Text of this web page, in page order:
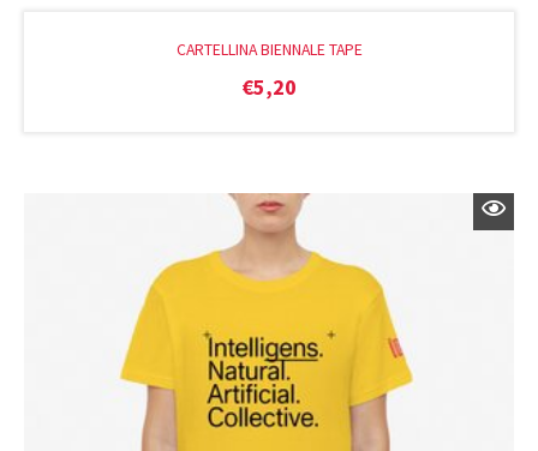
CARTELLINA BIENNALE TAPE
€5,20